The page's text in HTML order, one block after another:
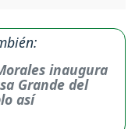
inaugura
Grande del
así